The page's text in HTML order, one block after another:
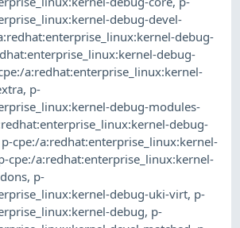
debug-devel-
debug-
debug-
a:redhat:enterprise_linux:kernel-
, p-
debug-modules-
debug-
p-cpe:/a:redhat:enterprise_linux:kernel-
cpe:/a:redhat:enterprise_linux:kernel-
, p-
debug-uki-virt, p-
debug, p-